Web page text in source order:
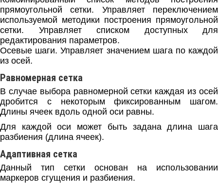
прямоугольной сетки. Управляет переключением
используемой методики построения прямоугольной
сетки. Управляет списком доступных для
редактирования параметров.
Осевые шаги. Управляет значением шага по каждой
из осей.
Равномерная сетка
В случае выбора равномерной сетки каждая из осей
дробится с некоторым фиксированным шагом.
Длины ячеек вдоль одной оси равны.
Для каждой оси может быть задана длина шага
разбиения (длина ячеек).
Адаптивная сетка
Данный тип сетки основан на использовании
маркеров сгущения и разбиения.